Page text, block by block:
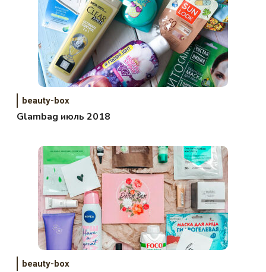
beauty-box
Glambag июль 2018
beauty-box